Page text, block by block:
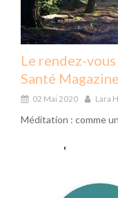
Le rendez-
Santé
02 Mai 2020 Lara
Méditation : comme